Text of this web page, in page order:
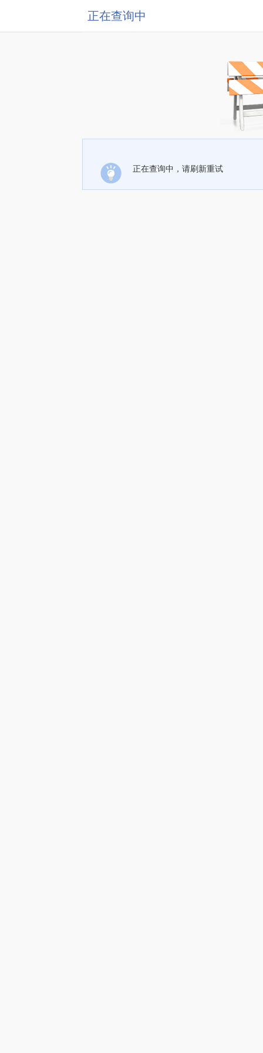
正在查询中
正在查询中，请刷新重试